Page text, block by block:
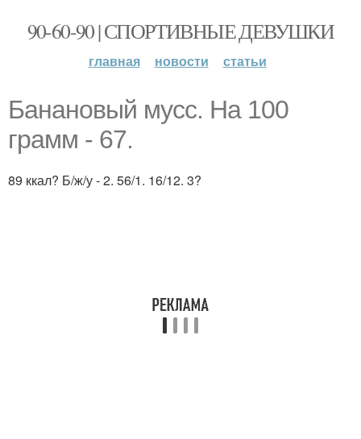
90-60-90 | СПОРТИВНЫЕ ДЕВУШКИ
главная новости статьи
Банановый мусс. На 100
грамм - 67.
89 ккал? Б/ж/у - 2. 56/1. 16/12. 3?